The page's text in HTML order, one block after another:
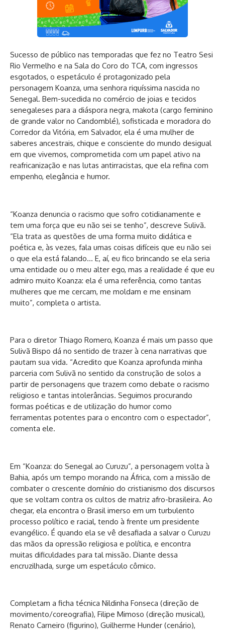
Sucesso de público nas temporadas que fez no Teatro Sesi
Rio Vermelho e na Sala do Coro do TCA, com ingressos
esgotados, o espetáculo é protagonizado pela
personagem Koanza, uma senhora riquíssima nascida no
Senegal. Bem-sucedida no comércio de joias e tecidos
senegaleses para a diáspora negra, makota (cargo feminino
de grande valor no Candomblé), sofisticada e moradora do
Corredor da Vitória, em Salvador, ela é uma mulher de
saberes ancestrais, chique e consciente do mundo desigual
em que vivemos, comprometida com um papel ativo na
reafricanização e nas lutas antirracistas, que ela refina com
empenho, elegância e humor.
“Koanza denuncia o racismo que sofro cotidianamente e
tem uma força que eu não sei se tenho”, descreve Sulivã.
“Ela trata as questões de uma forma muito didática e
poética e, às vezes, fala umas coisas difíceis que eu não sei
o que ela está falando… E, aí, eu fico brincando se ela seria
uma entidade ou o meu alter ego, mas a realidade é que eu
admiro muito Koanza: ela é uma referência, como tantas
mulheres que me cercam, me moldam e me ensinam
muito”, completa o artista.
Para o diretor Thiago Romero, Koanza é mais um passo que
Sulivã Bispo dá no sentido de trazer à cena narrativas que
pautam sua vida. “Acredito que Koanza aprofunda minha
parceria com Sulivã no sentido da construção de solos a
partir de personagens que trazem como debate o racismo
religioso e tantas intolerâncias. Seguimos procurando
formas poéticas e de utilização do humor como
ferramentas potentes para o encontro com o espectador”,
comenta ele.
Em “Koanza: do Senegal ao Curuzu”, a personagem volta à
Bahia, após um tempo morando na África, com a missão de
combater o crescente domínio do cristianismo dos discursos
que se voltam contra os cultos de matriz afro-brasileira. Ao
chegar, ela encontra o Brasil imerso em um turbulento
processo político e racial, tendo à frente um presidente
evangélico. É quando ela se vê desafiada a salvar o Curuzu
das mãos da opressão religiosa e política, e encontra
muitas dificuldades para tal missão. Diante dessa
encruzilhada, surge um espetáculo cômico.
Completam a ficha técnica Nildinha Fonseca (direção de
movimento/coreografia), Filipe Mimoso (direção musical),
Renato Carneiro (figurino), Guilherme Hunder (cenário),